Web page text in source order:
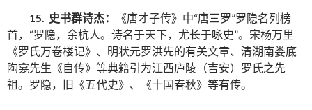
15. 史书群诗杰：
《唐才子传》中“唐三罗”罗隐名列榜
首，“罗隐，余杭人。诗名于天下，尤长于咏史”。宋杨万里
《罗氏万卷楼记》、明状元罗洪先的有关文章、清湖南娄底
陶龛先生《自传》等典籍引为江西庐陵（吉安）罗氏之先
祖。罗隐，旧《五代史》、《十国春秋》等有传。